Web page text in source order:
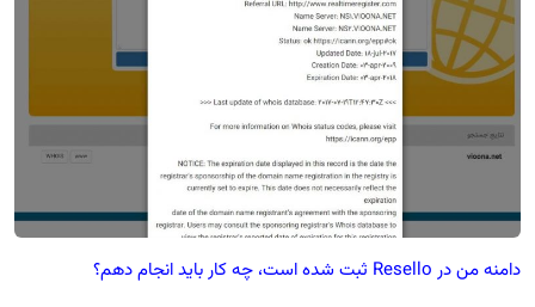
دامنه من در Resello ثبت شده است، چه کار باید انجام دهم؟